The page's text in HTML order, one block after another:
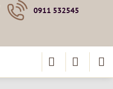
0911 532545